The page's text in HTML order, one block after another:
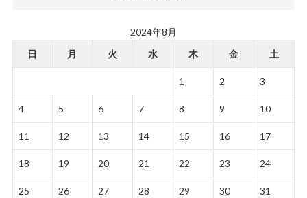
2024年8月
日
月 火 水 木 金 土
1 2 3
4 5 6 7 8 9 10
11 12 13 14 15 16 17
18 19 20 21 22 23 24
25 26 27 28 29 30
31